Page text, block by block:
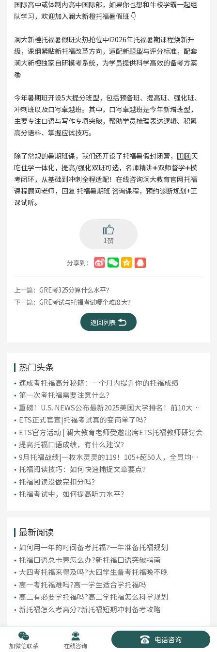
国际高中或体制内高中国际部，如果你也想和牛校学霸一起组
队学习，欢迎加入澜大新橙托福暑假班 👇
澜大新橙托福暑假班火热抢位中!2026年托福暑期课程焕新升
级，课纲紧贴新托福改革方向，适配新题型与评分标准，配套
澜大新橙独家自研模考系统，为学员提供科学高效的备考方案
📚
今年暑期班开设5大提分班型，包括预备班、提高班、强化班、
冲刺班以及口写卓越班。其中，口写卓越班是今年新增班型，
主要专注口语与写作专项突破，帮助学员梳理表达逻辑、积累
高分语料、掌握应试技巧。
除了常规的暑期班课，我们还开设了托福暑假封闭营，1️⃣4️⃣天
吃住学一体化，提高/强化双班可选，名师精讲➕双师督学➕模
考闭环，从基础到冲刺全程适配！在线咨询澜大教育官网托福
课程顾问老师，回复 托福暑期班 咨询课程，预约诊断规划+正
课试听。
1赞
分享到：
上一篇： GRE考325分算什么水平？
下一篇： GRE考试与托福考试哪个难度大？
返回列表
热门头条
​速成考托福高分秘籍：一个月内提升你的托福成绩
第一次考托福需要注意什么？
重磅！U.S. NEWS公布最新2025美国大学排名！前10大洗
牌，纽大重回TOP30！
ETS正式官宣|托福考试真的变简单了吗？
ETS官方活动 | 澜大教育老师受邀出席ETS托福教师研讨会
提高托福口语成绩，有什么建议？
9月托福战绩|一枚水灵灵的119！105+超50人，全员均分
破百！
托福阅读技巧：如何快速捕捉文章要点？
托福阅读没做完扣分吗？
托福考试中，如何提高听力水平？
最新阅读
如何用一年的时间备考托福?一年准备托福规划
托福口语总卡壳怎么办?新托福口语突破指南
大四考托福来得及吗?大四学生备考托福晚不晚
高一考托福难吗?高一学生适合学托福吗
高二有必要学托福吗?高二学托福怎么科学规划
新托福怎么考高分?新托福短期冲刺备考攻略
加微信联系 在线咨询
电话咨询